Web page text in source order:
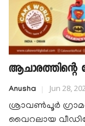
ആചാരത്തിന്റെ
Anusha
Jun 28,
ശ്രാവൺപൂർ
വൈറലായ